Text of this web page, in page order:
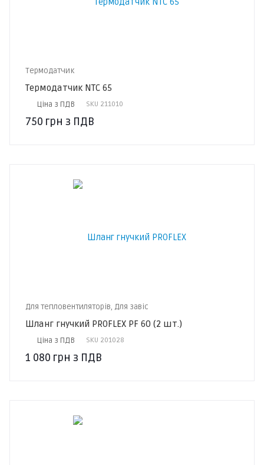
Термодатчик
Термодатчик NTC 65
Ціна з ПДВ SKU 211010
750 грн з ПДВ
Для тепловентиляторів, Для завіс
Шланг гнучкий PROFLEX PF 60 (2 шт.)
Ціна з ПДВ SKU 201028
1 080 грн з ПДВ